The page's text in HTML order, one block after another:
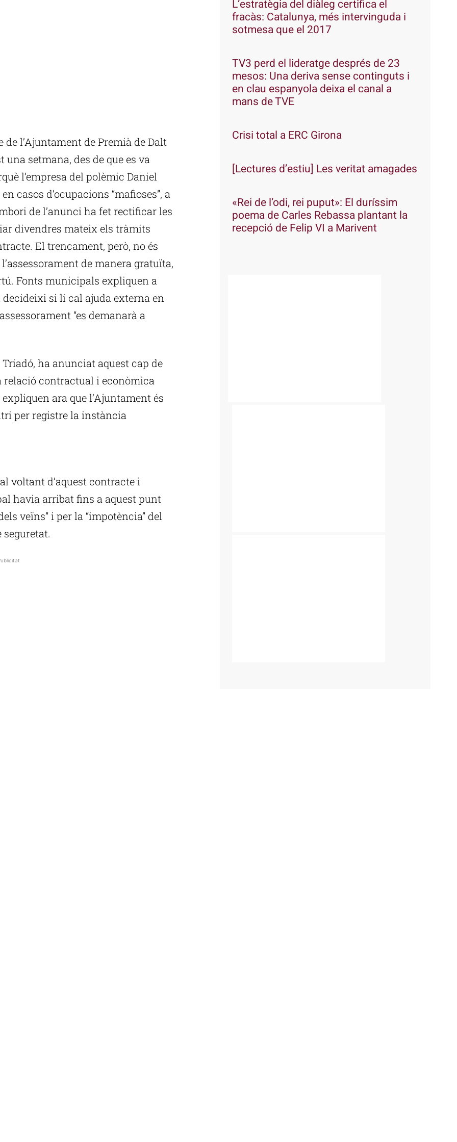
l’Ajuntament de Premià de Dalt
setmana, des de que es va
l’empresa del polèmic Daniel
casos d’ocupacions “mafioses”, a
de l’anunci ha fet rectificar les
divendres mateix els tràmits
El trencament, però, no és
de manera gratuïta,
Fonts municipals expliquen a
decideixi si li cal ajuda externa en
“es demanarà a
Triadó, ha anunciat aquest cap de
relació contractual i econòmica
ara que l’Ajuntament és
per registre la instància
voltant d’aquest contracte i
havia arribat fins a aquest punt
veïns” i per la “impotència” del
L’estratègia del diàleg certifica el
fracàs: Catalunya, més intervinguda i
sotmesa que el 2017
TV3 perd el lideratge després de 23
mesos: Una deriva sense continguts i
en clau espanyola deixa el canal a
mans de TVE
Crisi total a ERC Girona
[Lectures d’estiu] Les veritat amagades
«Rei de l’odi, rei puput»: El duríssim
poema de Carles Rebassa plantant la
recepció de Felip VI a Marivent